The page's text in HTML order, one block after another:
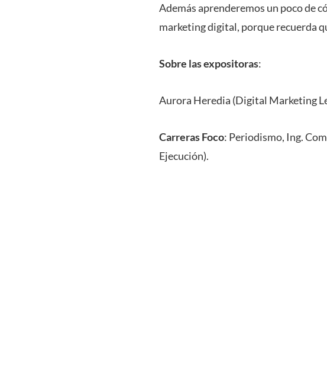
Además aprenderemos un poco de
marketing digital, porque recuerda
Sobre las expositoras:
Aurora Heredia (Digital Marketing
Carreras Foco: Periodismo, Ing.
Ejecución).